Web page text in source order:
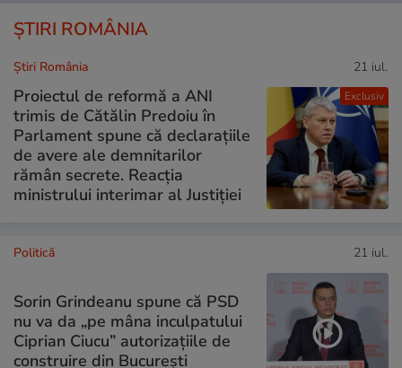
ȘTIRI ROMÂNIA
Exclusiv
Știri România 21 iul.
Proiectul de reformă a ANI
trimis de Cătălin Predoiu în
Parlament spune că declarațiile
de avere ale demnitarilor
rămân secrete. Reacția
ministrului interimar al Justiției
Politică 21 iul.
Sorin Grindeanu spune că PSD
nu va da „pe mâna inculpatului
Ciprian Ciucu” autorizațiile de
construire din București